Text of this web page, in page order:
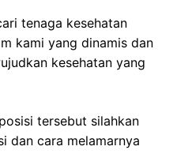
tenaga kesehatan
kami yang dinamis dan
kesehatan yang
tersebut silahkan
dan cara melamarnya